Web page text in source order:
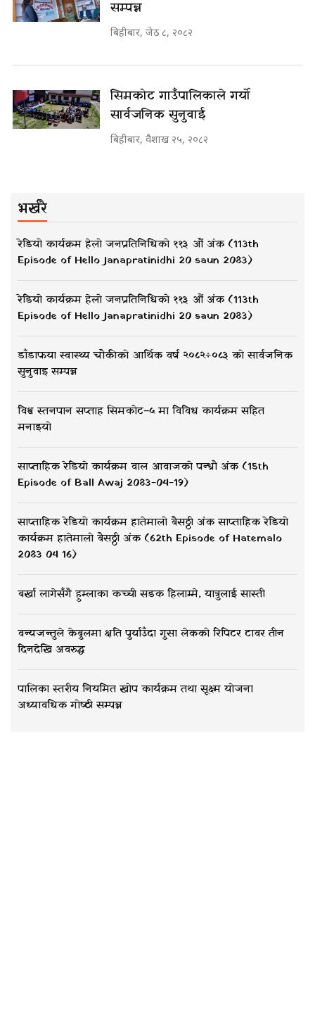
सम्पन्न
बिहीबार, जेठ ८, २०८२
सिमकोट गाउँपालिकाले गर्यो
सार्वजनिक सुनुवाई
बिहीबार, वैशाख २५, २०८२
भर्खरै
रेडियो कार्यक्रम हेलो जनप्रतिनिधिको ११३ औं अंक (113th
Episode of Hello Janapratinidhi 20 saun 2083)
रेडियो कार्यक्रम हेलो जनप्रतिनिधिको ११३ औं अंक (113th
Episode of Hello Janapratinidhi 20 saun 2083)
डाँडाफया स्वास्थ्य चौकीको आर्थिक वर्ष २०८२÷०८३ को सार्वजनिक
सुनुवाइ सम्पन्न
विश्व स्तनपान सप्ताह सिमकोट–५ मा विविध कार्यक्रम सहित
मनाइयो
साप्ताहिक रेडियो कार्यक्रम वाल आवाजको पन्ध्रौ अंक (15th
Episode of Ball Awaj 2083-04-19)
साप्ताहिक रेडियो कार्यक्रम हातेमालो बैसठ्ठी अंक साप्ताहिक रेडियो
कार्यक्रम हातेमालो बैसठ्ठी अंक (62th Episode of Hatemalo
2083 04 16)
बर्खा लागेसँगै हुम्लाका कच्ची सडक हिलाम्मे, यात्रुलाई सास्ती
वन्यजन्तुले केबुलमा क्षति पुर्याउँदा गुसा लेकको रिपिटर टावर तीन
दिनदेखि अवरुद्ध
पालिका स्तरीय नियमित खोप कार्यक्रम तथा सूक्ष्म योजना
अध्यावधिक गोष्ठी सम्पन्न